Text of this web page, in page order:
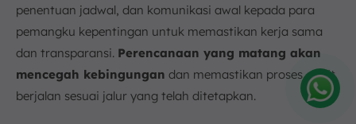
penentuan jadwal, dan komunikasi awal kepada para
pemangku kepentingan untuk memastikan kerja sama
dan transparansi. Perencanaan yang matang akan
mencegah kebingungan dan memastikan proses audit
berjalan sesuai jalur yang telah ditetapkan.